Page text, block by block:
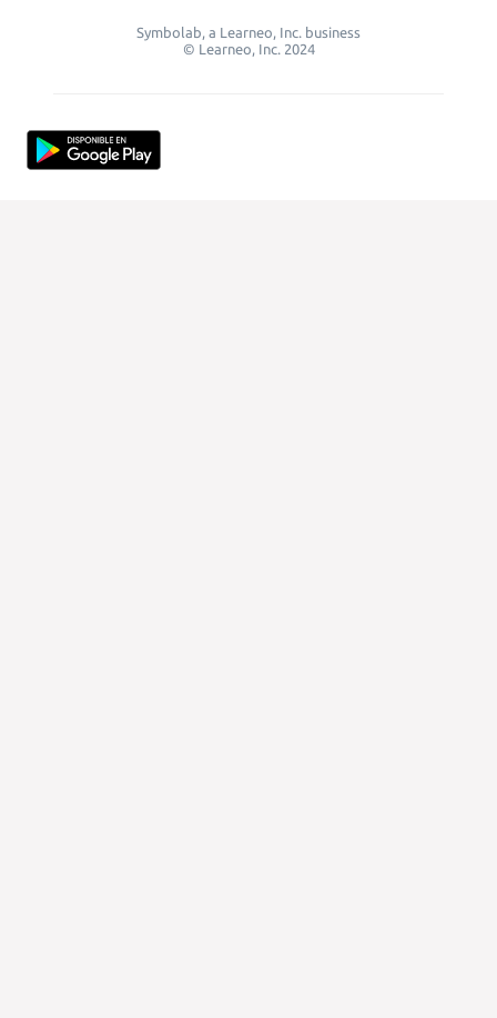
Symbolab, a Learneo, Inc. business
© Learneo, Inc. 2024